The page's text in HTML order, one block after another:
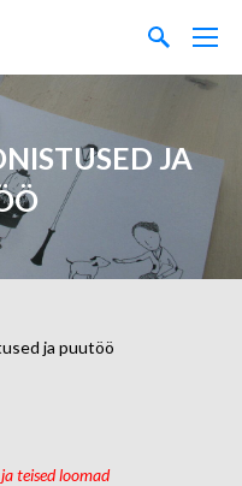
JA
ja puutöö
teised loomad